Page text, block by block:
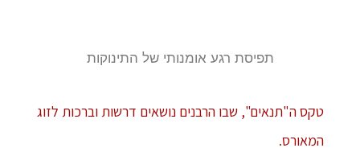
תפיסת רגע אומנותי של התינוקות
טקס ה"תנאים", שבו הרבנים נושאים דרשות וברכות לזוג
המאורס.